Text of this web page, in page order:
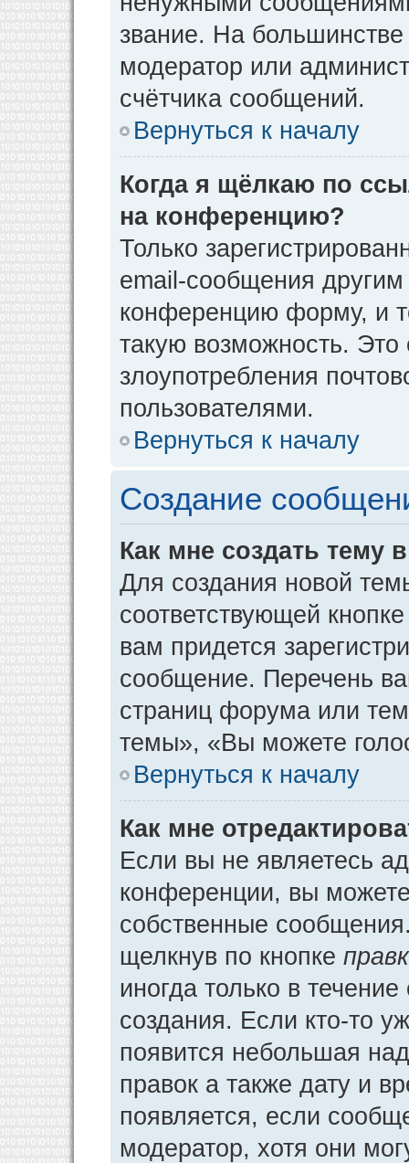
звание. На
модератор или
счётчика сообщений.
Вернуться к началу
Когда я щёлкаю по
на конференцию?
Только
email-сообщения
конференцию форму, и
такую возможность. Это
злоупотребления
пользователями.
Вернуться к началу
Создание
Как мне создать тему
Для создания новой
соответствующей
вам придется
сообщение. Перечень
страниц форума или
темы», «Вы можете
Вернуться к началу
Как мне
Если вы не являетесь
конференции, вы можете
собственные
щелкнув по кнопке
иногда только в
создания. Если кто-то
появится небольшая
правок а также дату и
появляется, если
модератор, хотя они